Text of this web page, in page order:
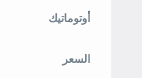
أوتوماتيك
السعر